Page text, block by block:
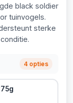
black soldier
tuinvogels.
sterke
4 opties